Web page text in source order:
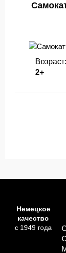
Возраст:
2+
Немецкое
качество
с 1949 года